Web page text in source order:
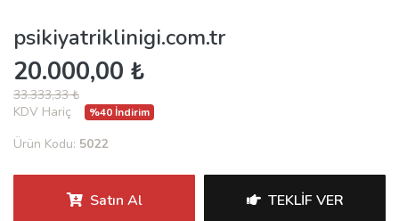
psikiyatriklinigi.com.tr
20.000,00 ₺
33.333,33 ₺
KDV Hariç
%40 İndirim
Ürün Kodu: 5022
Satın Al TEKLIF VER